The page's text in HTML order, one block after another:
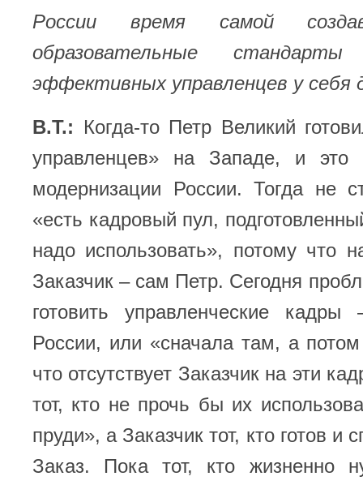
России время самой
образовательные
эффективных управленцев у себя
В.Т.: Когда-то Петр Великий
управленцев» на Западе, и это
модернизации России. Тогда не
«есть кадровый пул,
надо использовать», потому что
Заказчик – сам Петр. Сегодня
готовить управленческие
России, или «сначала там, а
что отсутствует Заказчик на эти
тот, кто не прочь бы их
пруди», а Заказчик тот, кто готов и
Заказ. Пока тот, кто жизненно